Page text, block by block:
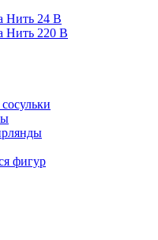
Нить 24 В
Нить 220 В
фигур